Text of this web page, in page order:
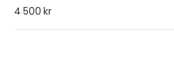
4 500 kr